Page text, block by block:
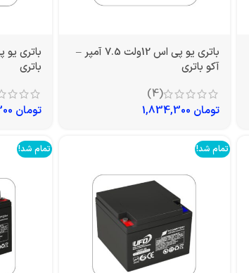
باتری یو پی اس 12ولت 7.5 آمپر –
آکو باتری
(4)
تومان
باتری
تومان
تمام شد! تمام شد!